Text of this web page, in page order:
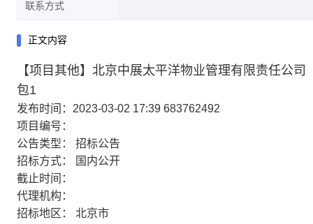
联系方式
正文内容
【项目其他】北京中展太平洋物业管理有限责任公
包1
发布时间：2023-03-02 17:39 683762492
项目编号：
公告类型：
招标公告
招标方式：
国内公开
截止时间：
代理机构：
招标地区：
北京市